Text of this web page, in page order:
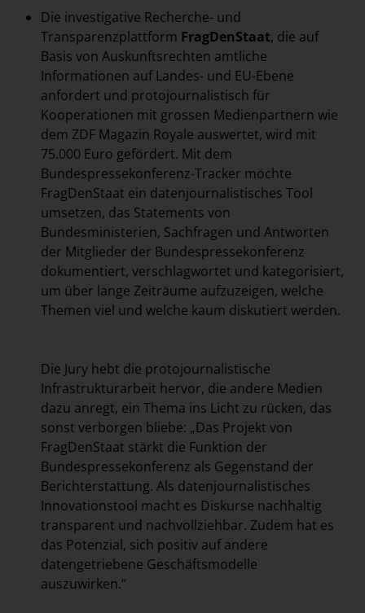
Die investigative Recherche- und
Transparenzplattform FragDenStaat, die auf
Basis von Auskunftsrechten amtliche
Informationen auf Landes- und EU-Ebene
anfordert und protojournalistisch für
Kooperationen mit grossen Medienpartnern wie
dem ZDF Magazin Royale auswertet, wird mit
75.000 Euro gefördert. Mit dem
Bundespressekonferenz-Tracker möchte
FragDenStaat ein datenjournalistisches Tool
umsetzen, das Statements von
Bundesministerien, Sachfragen und Antworten
der Mitglieder der Bundespressekonferenz
dokumentiert, verschlagwortet und kategorisiert,
um über lange Zeiträume aufzuzeigen, welche
Themen viel und welche kaum diskutiert werden.
Die Jury hebt die protojournalistische
Infrastrukturarbeit hervor, die andere Medien
dazu anregt, ein Thema ins Licht zu rücken, das
sonst verborgen bliebe: „Das Projekt von
FragDenStaat stärkt die Funktion der
Bundespressekonferenz als Gegenstand der
Berichterstattung. Als datenjournalistisches
Innovationstool macht es Diskurse nachhaltig
transparent und nachvollziehbar. Zudem hat es
das Potenzial, sich positiv auf andere
datengetriebene Geschäftsmodelle
auszuwirken.“